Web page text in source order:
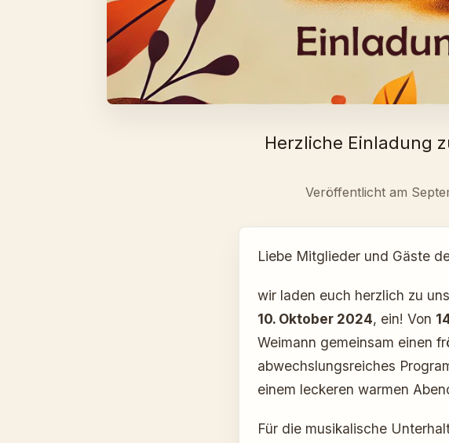
Herzliche Einladung
Veröffentlicht am
Liebe Mitglieder und Gäste
wir laden euch herzlich zu
10. Oktober 2024, ein! Von
Weimann gemeinsam einen
abwechslungsreiches
einem leckeren warmen
Für die musikalische